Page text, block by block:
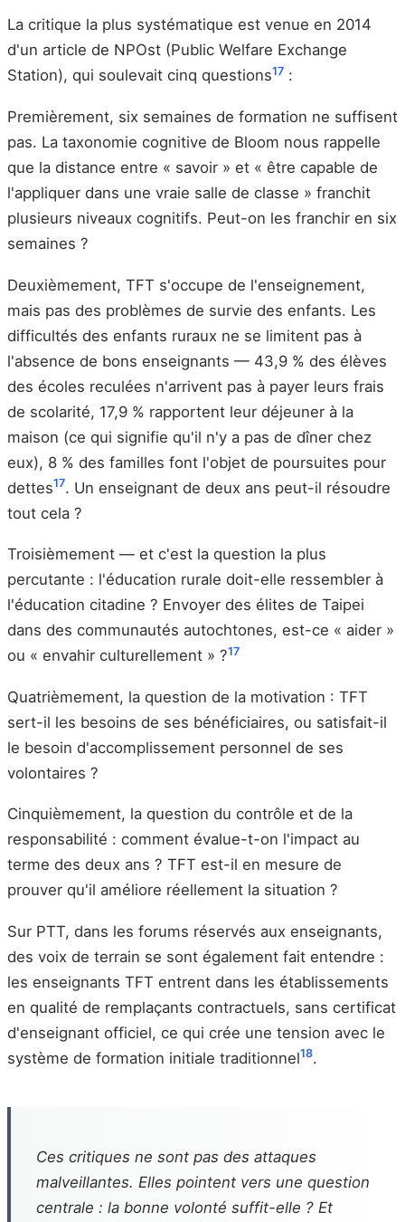
La critique la plus systématique est venue en 2014
d'un article de NPOst (Public Welfare Exchange
Station), qui soulevait cinq questions17 :
Premièrement, six semaines de formation ne suffisent
pas. La taxonomie cognitive de Bloom nous rappelle
que la distance entre « savoir » et « être capable de
l'appliquer dans une vraie salle de classe » franchit
plusieurs niveaux cognitifs. Peut-on les franchir en six
semaines ?
Deuxièmement, TFT s'occupe de l'enseignement,
mais pas des problèmes de survie des enfants. Les
difficultés des enfants ruraux ne se limitent pas à
l'absence de bons enseignants — 43,9 % des élèves
des écoles reculées n'arrivent pas à payer leurs frais
de scolarité, 17,9 % rapportent leur déjeuner à la
maison (ce qui signifie qu'il n'y a pas de dîner chez
eux), 8 % des familles font l'objet de poursuites pour
dettes17. Un enseignant de deux ans peut-il résoudre
tout cela ?
Troisièmement — et c'est la question la plus
percutante : l'éducation rurale doit-elle ressembler à
l'éducation citadine ? Envoyer des élites de Taipei
dans des communautés autochtones, est-ce « aider »
ou « envahir culturellement » ?17
Quatrièmement, la question de la motivation : TFT
sert-il les besoins de ses bénéficiaires, ou satisfait-il
le besoin d'accomplissement personnel de ses
volontaires ?
Cinquièmement, la question du contrôle et de la
responsabilité : comment évalue-t-on l'impact au
terme des deux ans ? TFT est-il en mesure de
prouver qu'il améliore réellement la situation ?
Sur PTT, dans les forums réservés aux enseignants,
des voix de terrain se sont également fait entendre :
les enseignants TFT entrent dans les établissements
en qualité de remplaçants contractuels, sans certificat
d'enseignant officiel, ce qui crée une tension avec le
système de formation initiale traditionnel18.
Ces critiques ne sont pas des attaques
malveillantes. Elles pointent vers une question
centrale : la bonne volonté suffit-elle ? Et